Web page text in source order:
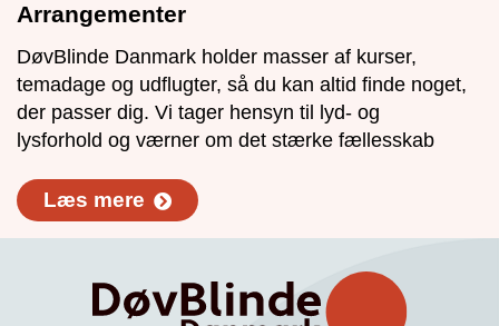
Arrangementer
DøvBlinde Danmark holder masser af kurser,
temadage og udflugter, så du kan altid finde noget,
der passer dig. Vi tager hensyn til lyd- og
lysforhold og værner om det stærke fællesskab
Læs mere